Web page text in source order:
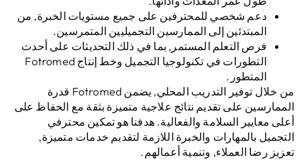
دعم شخصي للمحترفين على جميع مستويات الخبرة, من
المبتدئين إلى الممارسين التجميليين المتمرسين.
فرص التعلم المستمر, بما في ذلك التحديثات على أحدث
التطورات في تكنولوجيا التجميل وخط إنتاج Fotromed
المتطور.
من خلال توفير التدريب المحلي, يضمن Fotromed قدرة
الممارسين على تقديم نتائج علاجية متميزة بثقة مع الحفاظ على
أعلى معايير السلامة والفعالية. هدفنا هو تمكين محترفي
التجميل بالمهارات والخبرة اللازمة لتقديم خدمات متميزة,
تعزيز رضا العملاء, وتنمية أعمالهم.